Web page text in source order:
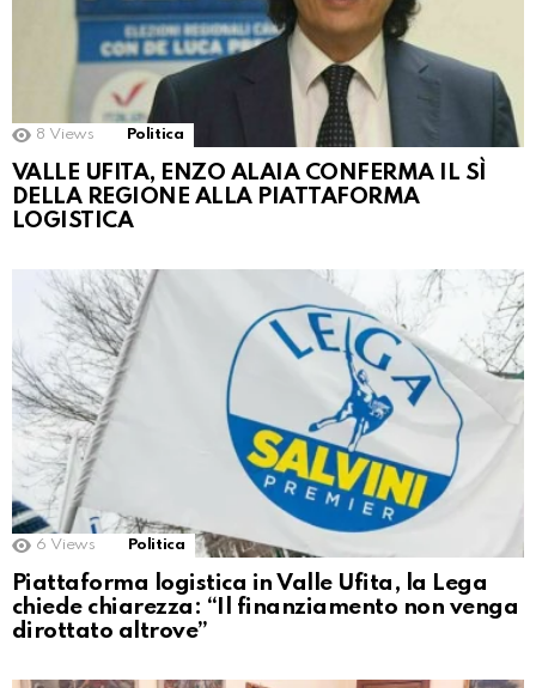
8 Views Politica
VALLE UFITA, ENZO ALAIA CONFERMA IL SÌ
DELLA REGIONE ALLA PIATTAFORMA
LOGISTICA
6 Views Politica
Piattaforma logistica in Valle Ufita, la Lega
chiede chiarezza: “Il finanziamento non venga
dirottato altrove”